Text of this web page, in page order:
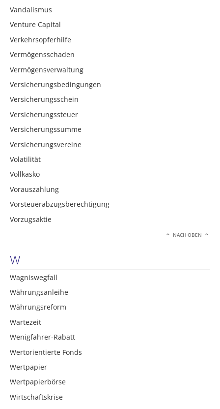
Vandalismus
Venture Capital
Verkehrsopferhilfe
Vermögensschaden
Vermögensverwaltung
Versicherungsbedingungen
Versicherungsschein
Versicherungssteuer
Versicherungssumme
Versicherungsvereine
Volatilität
Vollkasko
Vorauszahlung
Vorsteuerabzugsberechtigung
Vorzugsaktie
NACH OBEN
W
Wagniswegfall
Währungsanleihe
Währungsreform
Wartezeit
Wenigfahrer-Rabatt
Wertorientierte Fonds
Wertpapier
Wertpapierbörse
Wirtschaftskrise